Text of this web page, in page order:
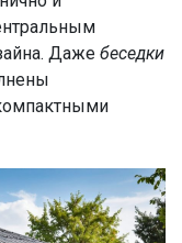
Даже беседки